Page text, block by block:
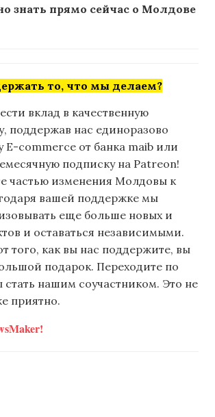
знать прямо сейчас о Молдове
то, что мы делаем?
вклад в качественную
поддержав нас единоразово
E-commerce от банка maib или
подписку на Patreon!
частью изменения Молдовы к
вашей поддержке мы
еще больше новых и
и оставаться независимыми.
того, как вы нас поддержите, вы
подарок. Переходите по
стать нашим соучастником. Это не
приятно.